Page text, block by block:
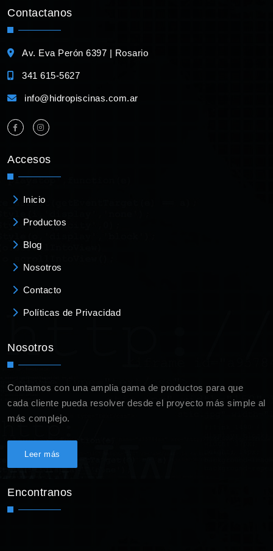
Contactanos
Av. Eva Perón 6397 | Rosario
341 615-5627
info@hidropiscinas.com.ar
Accesos
Inicio
Productos
Blog
Nosotros
Contacto
Políticas de Privacidad
Nosotros
Contamos con una amplia gama de productos para que
cada cliente pueda resolver desde el proyecto más simple al
más complejo.
Leer más
Encontranos